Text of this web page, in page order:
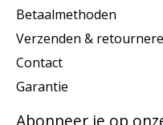
Betaalmethoden
Verzenden &
Contact
Garantie
Abonneer je op